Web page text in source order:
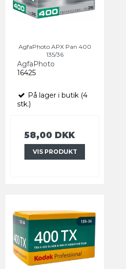
AgfaPhoto APX Pan 400
135/36
AgfaPhoto
16425
På lager i butik (4
stk.)
58,00 DKK
VIS PRODUKT